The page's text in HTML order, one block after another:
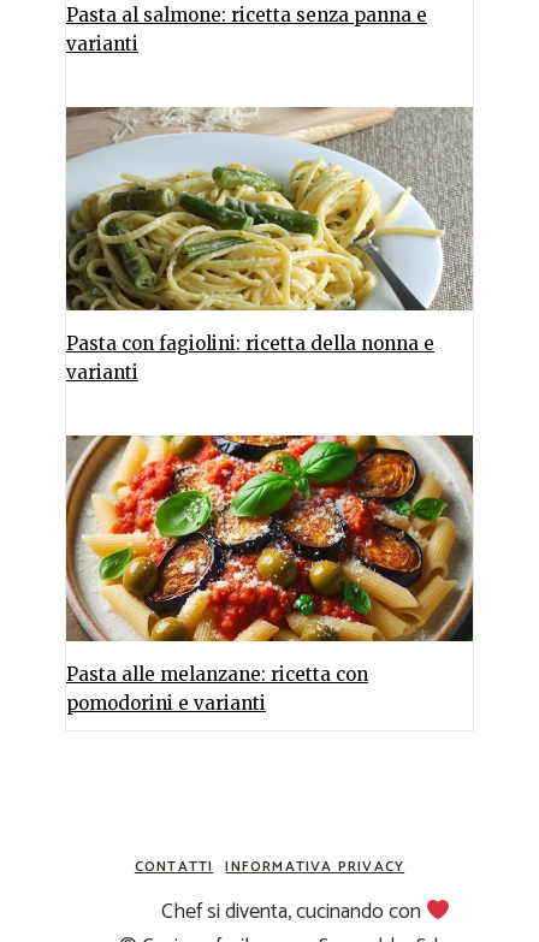
Pasta al salmone: ricetta senza panna e
varianti
Pasta con fagiolini: ricetta della nonna e
varianti
Pasta alle melanzane: ricetta con
pomodorini e varianti
CONTATTI INFORMATIVA PRIVACY
Chef si diventa, cucinando con